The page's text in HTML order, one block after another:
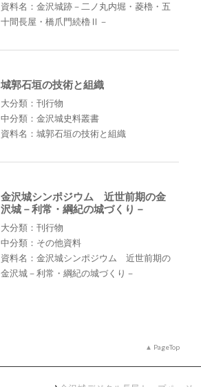
資料名：金沢城跡－二ノ丸内堀・菱櫓・五
十間長屋・橋爪門続櫓Ⅱ－
城郭石垣の技術と組織
大分類：刊行物
中分類：金沢城史料叢書
資料名：城郭石垣の技術と組織
金沢城シンポジウム 近世前期の金
沢城－利常・綱紀の城づくり－
大分類：刊行物
中分類：その他資料
資料名：金沢城シンポジウム 近世前期の
金沢城－利常・綱紀の城づくり－
PageTop